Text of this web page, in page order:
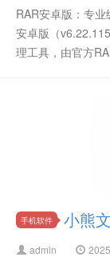
RAR安卓版：专
安卓版（
理工具，由官方
手机软件 小熊
admin